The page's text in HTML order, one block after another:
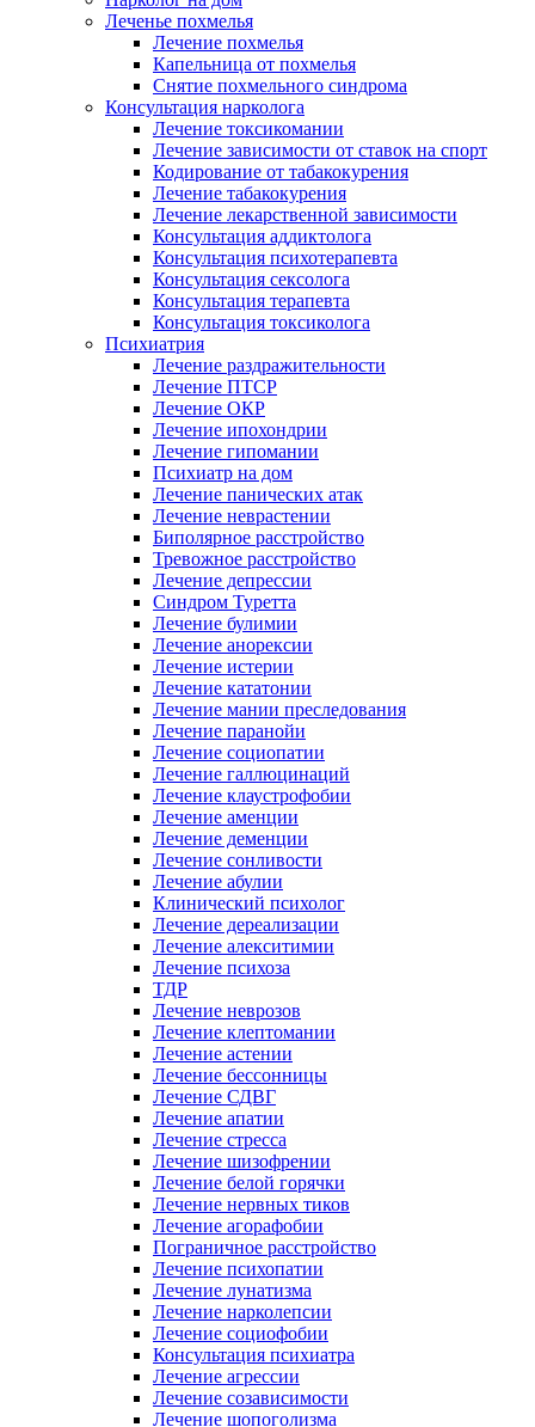
Леченье похмелья
Лечение похмелья
Капельница от похмелья
Снятие похмельного синдрома
Консультация нарколога
Лечение токсикомании
Лечение зависимости от ставок на спорт
Кодирование от табакокурения
Лечение табакокурения
Лечение лекарственной зависимости
Консультация аддиктолога
Консультация психотерапевта
Консультация сексолога
Консультация терапевта
Консультация токсиколога
Психиатрия
Лечение раздражительности
Лечение ПТСР
Лечение ОКР
Лечение ипохондрии
Лечение гипомании
Психиатр на дом
Лечение панических атак
Лечение неврастении
Биполярное расстройство
Тревожное расстройство
Лечение депрессии
Синдром Туретта
Лечение булимии
Лечение анорексии
Лечение истерии
Лечение кататонии
Лечение мании преследования
Лечение паранойи
Лечение социопатии
Лечение галлюцинаций
Лечение клаустрофобии
Лечение аменции
Лечение деменции
Лечение сонливости
Лечение абулии
Клинический психолог
Лечение дереализации
Лечение алекситимии
Лечение психоза
ТДР
Лечение неврозов
Лечение клептомании
Лечение астении
Лечение бессонницы
Лечение СДВГ
Лечение апатии
Лечение стресса
Лечение шизофрении
Лечение белой горячки
Лечение нервных тиков
Лечение агорафобии
Пограничное расстройство
Лечение психопатии
Лечение лунатизма
Лечение нарколепсии
Лечение социофобии
Консультация психиатра
Лечение агрессии
Лечение созависимости
Лечение шопоголизма